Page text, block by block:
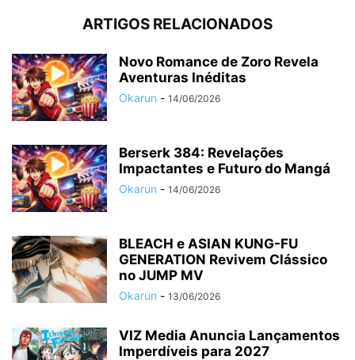
ARTIGOS RELACIONADOS
Novo Romance de Zoro Revela
Aventuras Inéditas
Okarun - 14/06/2026
Berserk 384: Revelações
Impactantes e Futuro do Mangá
Okarun - 14/06/2026
BLEACH e ASIAN KUNG-FU
GENERATION Revivem Clássico
no JUMP MV
Okarun - 13/06/2026
VIZ Media Anuncia Lançamentos
Imperdíveis para 2027